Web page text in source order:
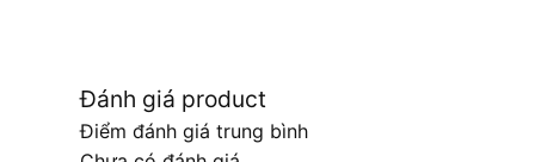
Đánh giá product
Điểm đánh giá trung bình